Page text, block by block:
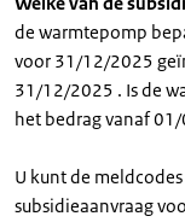
de warmtepomp
voor 31/12/2025
31/12/2025 . Is de
het bedrag vanaf
U kunt de
subsidieaanvraag